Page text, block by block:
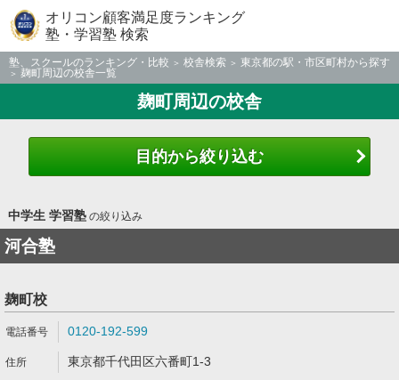
オリコン顧客満足度ランキング
塾・学習塾 検索
塾、スクールのランキング・比較 校舎検索
東京都の駅・市区町村から探す
麹町周辺の校舎一覧
麹町周辺の校舎
目的から絞り込む
中学生 学習塾の絞り込み
河合塾
麹町校
0120-192-599
東京都千代田区六番町1-3